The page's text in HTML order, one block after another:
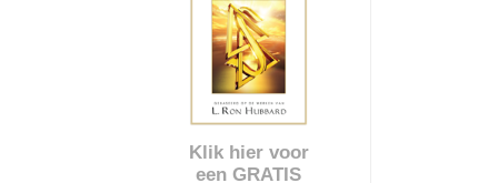
Klik hier voor
een GRATIS